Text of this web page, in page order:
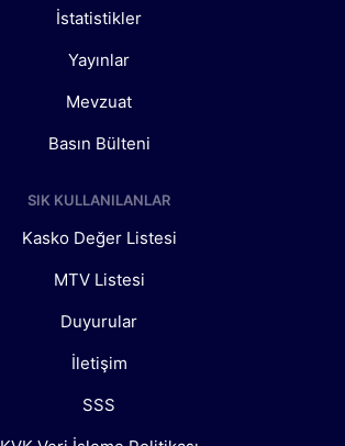
İstatistikler
Yayınlar
Mevzuat
Basın Bülteni
SIK KULLANILANLAR
Kasko Değer Listesi
MTV Listesi
Duyurular
İletişim
SSS